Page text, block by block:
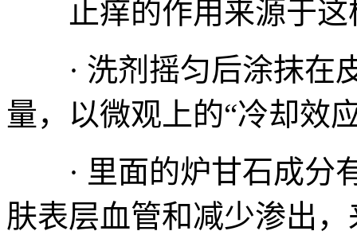
止痒的作用来源于这
· 洗剂摇匀后涂抹在
量，以微观上的“冷却效
· 里面的炉甘石成分
肤表层血管和减少渗出